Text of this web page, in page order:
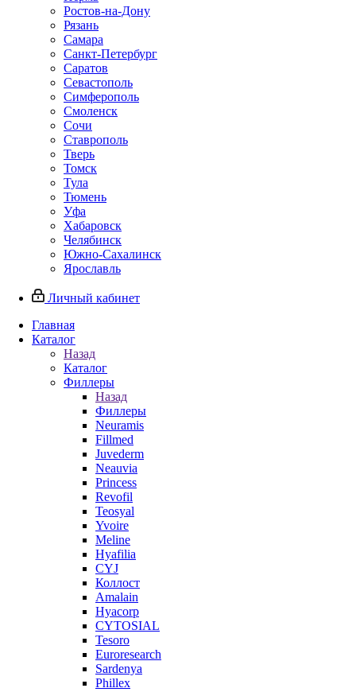
Ростов-на-Дону
Рязань
Самара
Санкт-Петербург
Саратов
Севастополь
Симферополь
Смоленск
Сочи
Ставрополь
Тверь
Томск
Тула
Тюмень
Уфа
Хабаровск
Челябинск
Южно-Сахалинск
Ярославль
Личный кабинет
Главная
Каталог
Назад
Каталог
Филлеры
Назад
Филлеры
Neuramis
Fillmed
Juvederm
Neauvia
Princess
Revofil
Teosyal
Yvoire
Meline
Hyafilia
CYJ
Коллост
Amalain
Hyacorp
CYTOSIAL
Tesoro
Euroresearch
Sardenya
Phillex